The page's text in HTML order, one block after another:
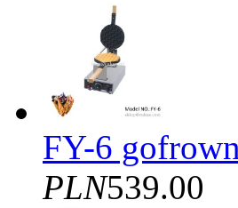
FY-6
PLN539.00